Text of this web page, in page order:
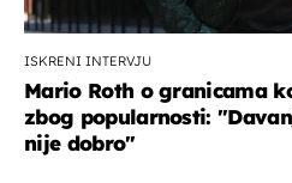
ISKRENI INTERVJU
Mario Roth o granicama
zbog popularnosti:
nije dobro"